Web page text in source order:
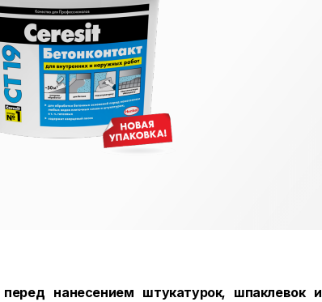
нанесением штукатурок, шпаклевок и